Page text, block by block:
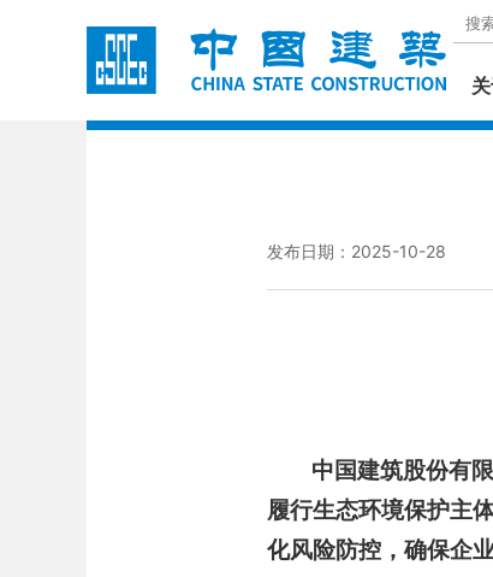
发布日期：2025-10-28
中国建筑股份有
履行生态环境保护主
化风险防控，确保企